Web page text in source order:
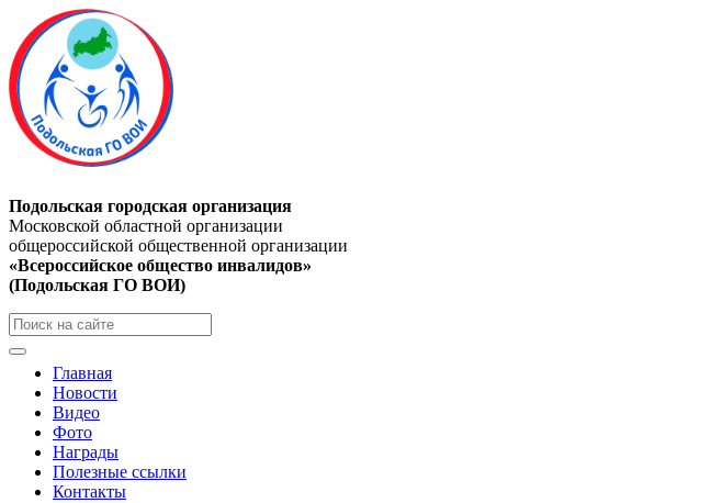
Подольская городская организация
Московской областной организации
общероссийской общественной организации
«Всероссийское общество инвалидов»
(Подольская ГО ВОИ)
Главная
Новости
Видео
Фото
Награды
Полезные ссылки
Контакты